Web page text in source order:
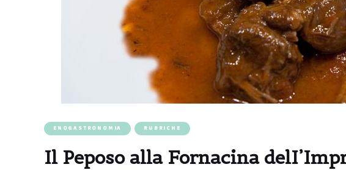
ENOGASTRONOMIA RUBRICHE
Il Peposo alla Fornacina